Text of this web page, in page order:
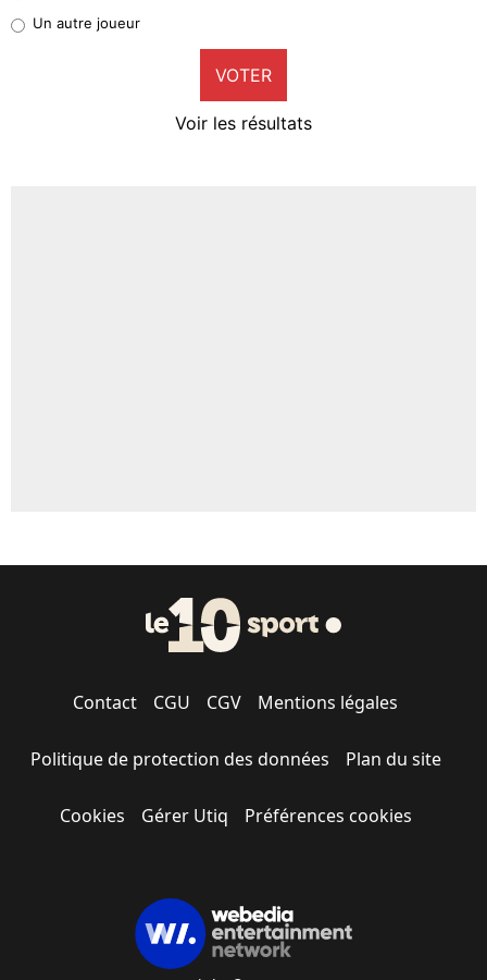
9%
Un autre joueur
VOTER
Voir les résultats
Contact CGU CGV Mentions légales
Politique de protection des données Plan du site
Cookies Gérer Utiq Préférences cookies